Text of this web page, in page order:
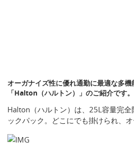
オーガナイズ性に優れ通勤に最適な多機
「Halton（ハルトン）」のご紹介です。
Halton（ハルトン）は、25L容量完
ックパック。どこにでも掛けられ、オ